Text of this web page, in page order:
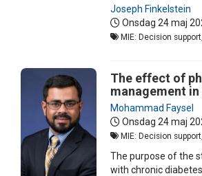
Joseph Finkelstein
Onsdag 24 maj
MIE: Decision
The effect of
management
Mohammad Faysel
Onsdag 24 maj
MIE: Decision
The purpose of the
with chronic diabetes.